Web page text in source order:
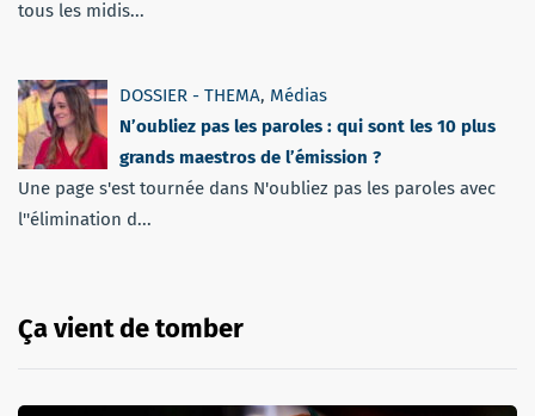
tous les midis...
DOSSIER - THEMA, Médias
N’oubliez pas les paroles : qui sont les 10 plus
grands maestros de l’émission ?
Une page s'est tournée dans N'oubliez pas les paroles avec
l''élimination d...
Ça vient de tomber